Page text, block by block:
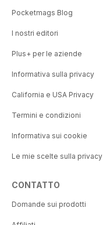
Pocketmags Blog
I nostri editori
Plus+ per le aziende
Informativa sulla privacy
California e USA Privacy
Termini e condizioni
Informativa sui cookie
Le mie scelte sulla privacy
CONTATTO
Domande sui prodotti